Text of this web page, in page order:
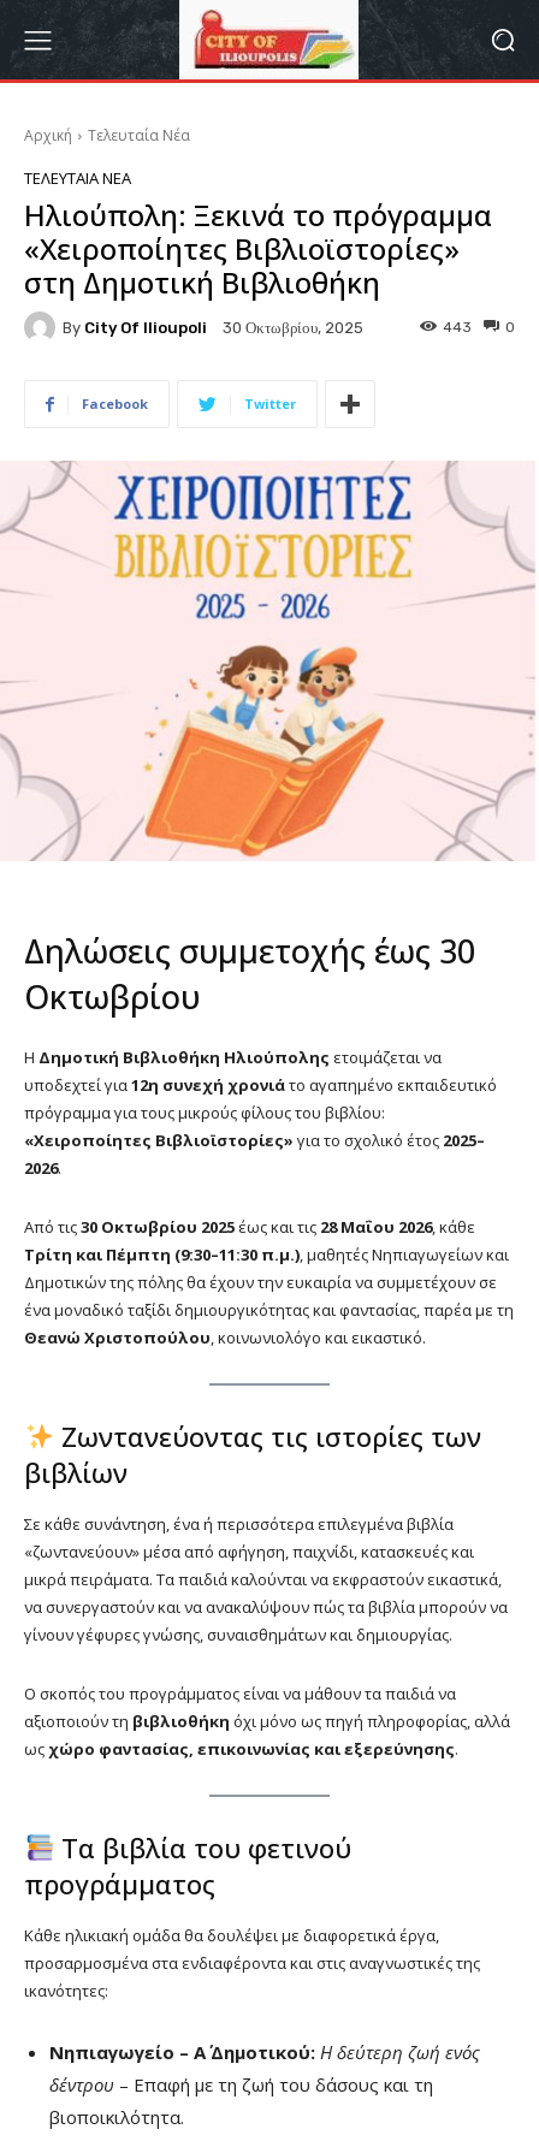
Αρχική Τελευταία Νέα
ΤΕΛΕΥΤΑΊΑ ΝΈΑ
Ηλιούπολη: Ξεκινά το πρόγραμμα
«Χειροποίητες Βιβλιοϊστορίες»
στη Δημοτική Βιβλιοθήκη
By City Of Ilioupoli 30 Οκτωβρίου, 2025 0
443
Facebook Twitter
Δηλώσεις συμμετοχής έως 30
Οκτωβρίου
Η Δημοτική Βιβλιοθήκη Ηλιούπολης ετοιμάζεται να
υποδεχτεί για12η συνεχή χρονιάτο αγαπημένο εκπαιδευτικό
πρόγραμμα για τους μικρούς φίλους του βιβλίου:
«Χειροποίητες Βιβλιοϊστορίες»για το σχολικό έτος 2025–
2026.
Από τις30 Οκτωβρίου 2025 έως και τις 28 Μαΐου 2026, κάθε
Τρίτη και Πέμπτη (9:30–11:30 π.μ.) , μαθητές Νηπιαγωγείων και
Δημοτικών της πόλης θα έχουν την ευκαιρία να συμμετέχουν σε
ένα μοναδικό ταξίδι δημιουργικότητας και φαντασίας, παρέα με τη
Θεανώ Χριστοπούλου , κοινωνιολόγο και εικαστικό.
Ζωντανεύοντας τις ιστορίες των
βιβλίων
Σε κάθε συνάντηση, ένα ή περισσότερα επιλεγμένα βιβλία
«ζωντανεύουν» μέσα από αφήγηση, παιχνίδι, κατασκευές και
μικρά πειράματα. Τα παιδιά καλούνται να εκφραστούν εικαστικά,
να συνεργαστούν και να ανακαλύψουν πώς τα βιβλία μπορούν να
γίνουν γέφυρες γνώσης, συναισθημάτων και δημιουργίας.
Ο σκοπός του προγράμματος είναι να μάθουν τα παιδιά να
αξιοποιούν τη βιβλιοθήκη όχι μόνο ως πηγή πληροφορίας, αλλά
ως χώρο φαντασίας, επικοινωνίας και εξερεύνησης.
Τα βιβλία του φετινού
προγράμματος
Κάθε ηλικιακή ομάδα θα δουλέψει με διαφορετικά έργα,
προσαρμοσμένα στα ενδιαφέροντα και στις αναγνωστικές της
ικανότητες:
Νηπιαγωγείο – Α΄ Δημοτικού: Η δεύτερη ζωή ενός
δέντρου – Επαφή με τη ζωή του δάσους και τη
βιοποικιλότητα.